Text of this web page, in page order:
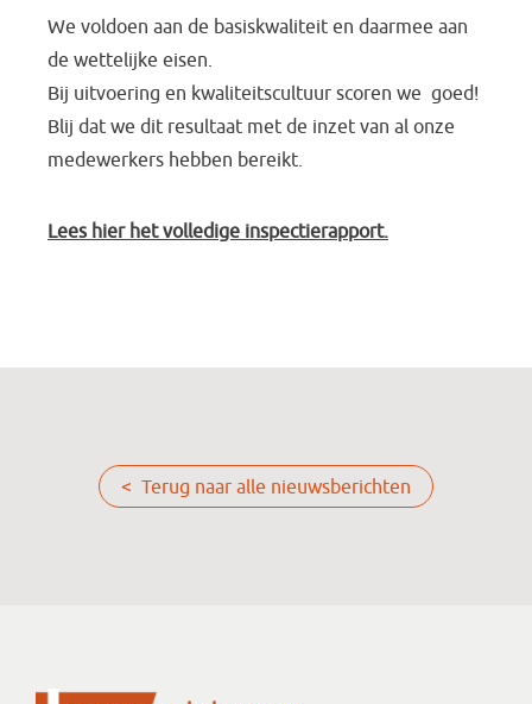
We voldoen aan de basiskwaliteit en daarmee aan
de wettelijke eisen.
Bij uitvoering en kwaliteitscultuur scoren we goed!
Blij dat we dit resultaat met de inzet van al onze
medewerkers hebben bereikt.
Lees hier het volledige inspectierapport.
< Terug naar alle nieuwsberichten